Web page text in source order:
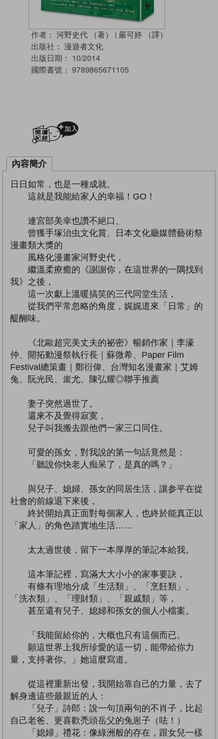
作者： 河野史代 （著） | 嚴可婷 （譯）
出版社： 漫遊者文化
出版日期： 10/2014
國際書號： 9789865671105
內容簡介
日日如常，也是一種成就。
這就是我能給家人的幸福！GO！
連宮部美幸也讚不絕口、
曾獲手塚治虫文化賞、日本文化廳媒體藝術祭
漫畫類大獎的
風格化漫畫家河野史代，
繼溫柔療癒的《謝謝你，在這世界的一隅找到
我》之後，
這一次獻上溫暖搞笑的三代同堂生活，
從我們平常忽略的角度，娓娓道來「日常」的
醍醐味。
《北歐超完美丈夫的祕密》暢銷作家｜李濠
仲、開拓動漫祭執行長｜蘇微希、Paper Film
Festival總策畫｜鄭衍偉、台灣知名漫畫家｜艾姆
兔、阮光民、蚩尤、陳弘耀◎聯手推薦
妻子突然過世了。
還來不及覺得寂寞，
兒子叫我搬去跟他們一家三口同住。
可愛的孫女，對我說的第一句話竟然是：
「聽說你快老人痴呆了，是真的嗎？」
與兒子、媳婦、孫女的同居生活，讓参平在從
社會的前線退下來後，
終於開始真正面對每個家人，也終於能真正以
「家人」的角色踏實地生活……
太太過世後，留下一本厚厚的筆記本給我。
這本筆記裡，寫滿大大小小的家事要訣，
有條有理地分成「生活類」、「烹飪類」、
「洗衣類」、「理財類」、「親戚類」等，
甚至還有兒子、媳婦和孫女的個人小檔案。
「我能留給你的，大概也只有這個而已。
願這世界上我所珍愛的這一切，能帶給你力
量，支持著你。」她這麼寫道。
從這裡重新出發，我開始靠自己的力量，去了
解身邊這些最親近的人：
「兒子」詩郎：說一句頂兩句的不肖子，比起
自己老爸、更喜歡禿頭岳父的兔崽子（呿！）
「媳婦」禮花：像綠洲般的存在，跟女兒一樣